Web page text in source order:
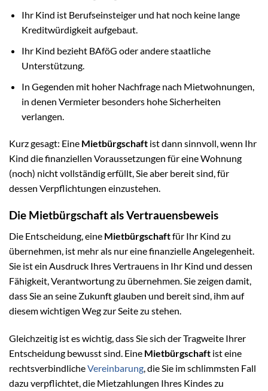
Ihr Kind ist Berufseinsteiger und hat noch keine lange
Kreditwürdigkeit aufgebaut.
Ihr Kind bezieht BAföG oder andere staatliche
Unterstützung.
In Gegenden mit hoher Nachfrage nach Mietwohnungen,
in denen Vermieter besonders hohe Sicherheiten
verlangen.
Kurz gesagt: Eine Mietbürgschaft ist dann sinnvoll, wenn Ihr
Kind die finanziellen Voraussetzungen für eine Wohnung
(noch) nicht vollständig erfüllt, Sie aber bereit sind, für
dessen Verpflichtungen einzustehen.
Die Mietbürgschaft als Vertrauensbeweis
Die Entscheidung, eine Mietbürgschaftfür Ihr Kind zu
übernehmen, ist mehr als nur eine finanzielle Angelegenheit.
Sie ist ein Ausdruck Ihres Vertrauens in Ihr Kind und dessen
Fähigkeit, Verantwortung zu übernehmen. Sie zeigen damit,
dass Sie an seine Zukunft glauben und bereit sind, ihm auf
diesem wichtigen Weg zur Seite zu stehen.
Gleichzeitig ist es wichtig, dass Sie sich der Tragweite Ihrer
Entscheidung bewusst sind. Eine Mietbürgschaft ist eine
rechtsverbindlicheVereinbarung , die Sie im schlimmsten Fall
dazu verpflichtet, die Mietzahlungen Ihres Kindes zu